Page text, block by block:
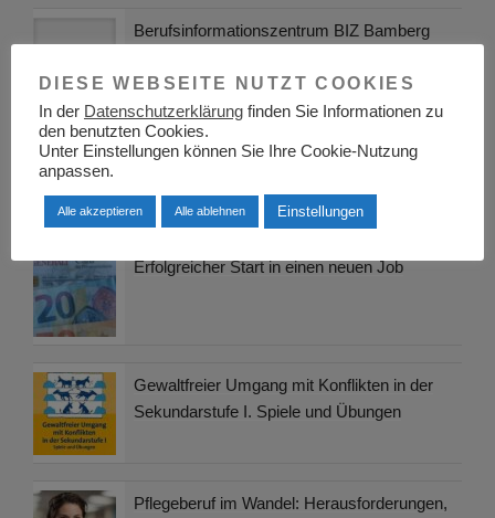
Berufsinformationszentrum BIZ Bamberg
Jugend- und Auszubildendenvertretung:
Erfolgreicher Start in einen neuen Job
Gewaltfreier Umgang mit Konflikten in der
Sekundarstufe I. Spiele und Übungen
Pflegeberuf im Wandel: Herausforderungen,
DIESE WEBSEITE NUTZT COOKIES
In der Datenschutzerklärung finden Sie Informationen zu
den benutzten Cookies.
Unter Einstellungen können Sie Ihre Cookie-Nutzung
anpassen.
Alle akzeptieren Alle ablehnen Einstellungen